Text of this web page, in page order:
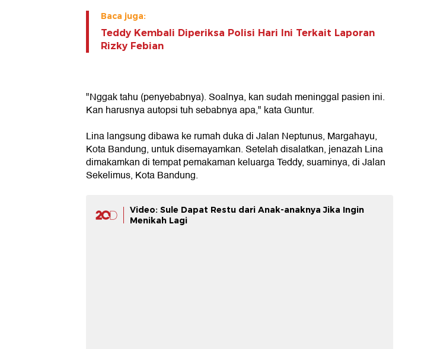
Baca juga:
Teddy Kembali Diperiksa Polisi Hari Ini Terkait Laporan
Rizky Febian
"Nggak tahu (penyebabnya). Soalnya, kan sudah meninggal pasien ini.
Kan harusnya autopsi tuh sebabnya apa," kata Guntur.
Lina langsung dibawa ke rumah duka di Jalan Neptunus, Margahayu,
Kota Bandung, untuk disemayamkan. Setelah disalatkan, jenazah Lina
dimakamkan di tempat pemakaman keluarga Teddy, suaminya, di Jalan
Sekelimus, Kota Bandung.
Video: Sule Dapat Restu dari Anak-anaknya Jika Ingin
Menikah Lagi